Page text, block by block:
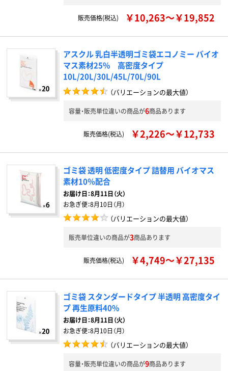
販売価格(税込) ￥10,263～￥19,852
アスクル 乳白半透明ゴミ袋エコノミー バイオ
マス素材25% 高密度タイプ
10L/20L/30L/45L/70L/90L
（バリエーションの最大値）
容量・販売単位違いの商品が6商品あります
販売価格(税込) ￥2,226～￥12,733
ゴミ袋 透明 低密度タイプ 詰替用 バイオマス
素材10％配合
お届け日：8月11日（火）
お急ぎ便：8月10日（月）
（バリエーションの最大値）
販売単位違いの商品が3商品あります
販売価格(税込) ￥4,749～￥27,135
ゴミ袋 スタンダードタイプ 半透明 高密度タイ
プ 再生原料40%
お届け日：8月11日（火）
お急ぎ便：8月10日（月）
（バリエーションの最大値）
容量・販売単位違いの商品が9商品あります